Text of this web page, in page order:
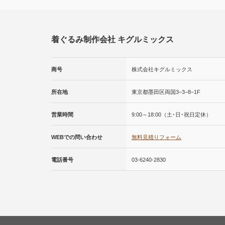
着ぐるみ制作会社 キグルミックス
商号 株式会社キグルミックス
所在地 東京都墨田区両国3−3−8−1F
営業時間 9:00～18:00（土･日･祝日定休）
WEBでの問い合わせ 無料見積りフォーム
電話番号 03-6240-2830